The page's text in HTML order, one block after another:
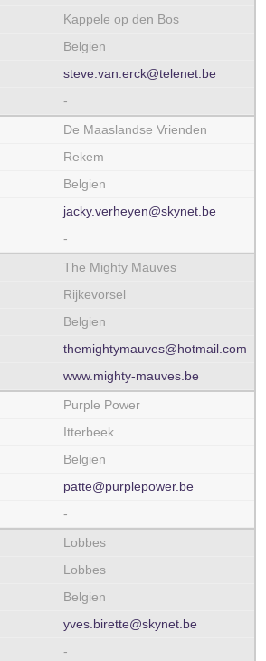
Kappele op den Bos
Belgien
steve.van.erck@telenet.be
-
De Maaslandse Vrienden
Rekem
Belgien
jacky.verheyen@skynet.be
-
The Mighty Mauves
Rijkevorsel
Belgien
themightymauves@hotmail.com
www.mighty-mauves.be
Purple Power
Itterbeek
Belgien
patte@purplepower.be
-
Lobbes
Lobbes
Belgien
yves.birette@skynet.be
-